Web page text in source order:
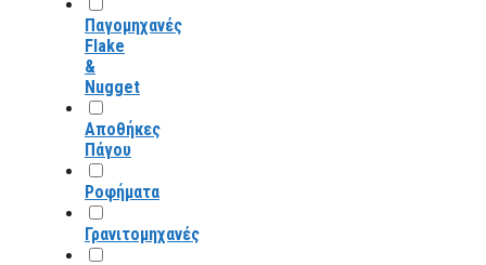
Παγομηχανές
Flake
&
Nugget
Αποθήκες
Πάγου
Ροφήματα
Γρανιτομηχανές